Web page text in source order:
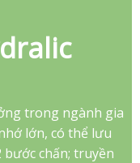
trong ngành gia
lớn, có thể lưu
chấn; truyền